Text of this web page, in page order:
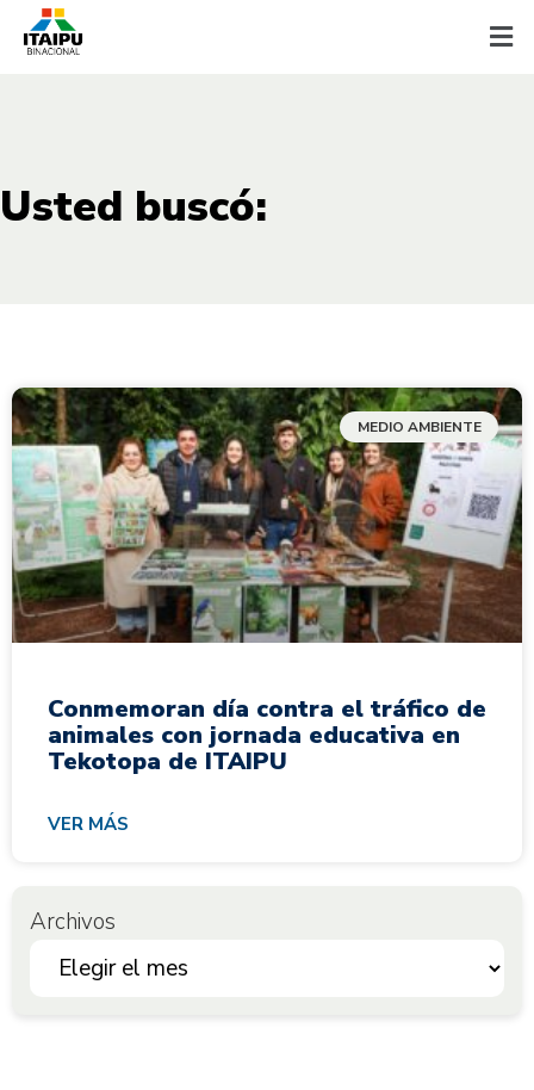
Usted buscó:
MEDIO AMBIENTE
Conmemoran día contra el tráfico de
animales con jornada educativa en
Tekotopa de ITAIPU
VER MÁS
Archivos